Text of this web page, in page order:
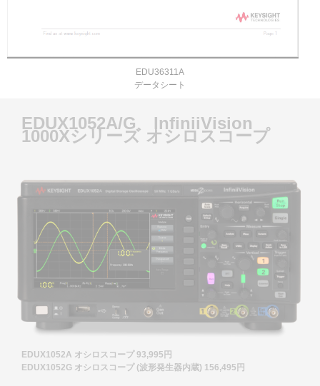
EDU36311A
データシート
EDUX1052A/G InfiniiVision
1000Xシリーズ オシロスコープ
EDUX1052A オシロスコープ 93,995円
EDUX1052G オシロスコープ (波形発生器内蔵) 156,495円